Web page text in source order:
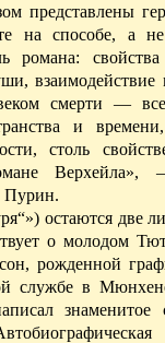
представлены
на способе, а
романа: свойства
смерти —
и
столь
Верхейла»,
Пурин.
остаются две
о молодом
, рожденной
службе в
знаменитое